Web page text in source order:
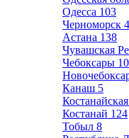
Одесса 103
Черноморск 4
Астана 138
Чувашская
Чебоксары
Канаш 5
Костанай 124
Тобыл 8